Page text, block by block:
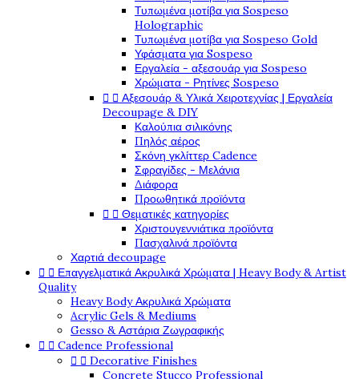
Τυπωμένα μοτίβα για Sospeso
Holographic
Τυπωμένα μοτίβα για Sospeso Gold
Υφάσματα για Sospeso
Εργαλεία - αξεσουάρ για Sospeso
Χρώματα - Ρητίνες Sospeso
  Αξεσουάρ & Υλικά Χειροτεχνίας | Εργαλεία
Decoupage & DIY
Καλούπια σιλικόνης
Πηλός αέρος
Σκόνη γκλίττερ Cadence
Σφραγίδες - Μελάνια
Διάφορα
Προωθητικά προϊόντα
  Θεματικές κατηγορίες
Χριστουγεννιάτικα προϊόντα
Πασχαλινά προϊόντα
Χαρτιά decoupage
  Επαγγελματικά Ακρυλικά Χρώματα | Heavy Body & Artist
Quality
Heavy Body Ακρυλικά Χρώματα
Acrylic Gels & Mediums
Gesso & Αστάρια Ζωγραφικής
  Cadence Professional
  Decorative Finishes
Concrete Stucco Professional